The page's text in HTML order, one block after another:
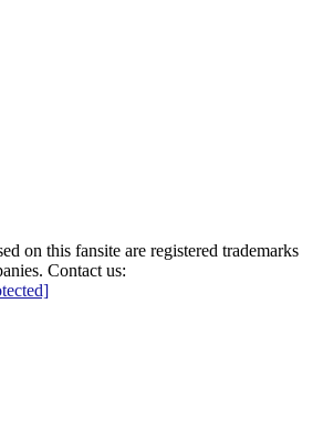
on this fansite are registered trademarks
Contact us: